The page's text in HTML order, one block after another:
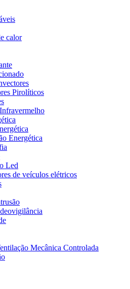
calor
Pirolíticos
Energética
Led
de veículos elétricos
Mecânica Controlada